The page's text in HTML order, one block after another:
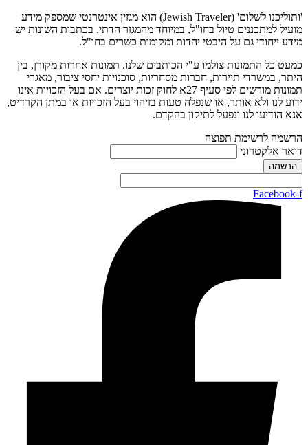
'ותוליכנו לשלום' (Jewish Traveler) הוא מגזין אינטרנטי שמספק מידע
מועיל למתכננים טיול בחו"ל, במיוחד מהמגזר הדתי. בכתבות השונות יש
מידע ייחודי גם על היבטי יהדות ומקומות כשרים בחו"ל.
כמעט כל התמונות צולמו ע"י הכותבים שלנו. תמונות אחרות מקורן, בין
היתר, במשרדי תיירות, חברות מסחריות, סוכנויות יחסי ציבור, מאגרי
תמונות מורשים לפי סעיף 27א לחוק זכות יוצרים. אם בעל הזכויות אינו
ידוע לנו ולא אותר, או שנפלה טעות בזיהוי בעל הזכויות או במתן הקרדיט,
אנא הודיעו לנו ונפעל לתיקון בהקדם.
הרשמה לרשימת תפוצה
דואר אלקטרוני
Facebook-f